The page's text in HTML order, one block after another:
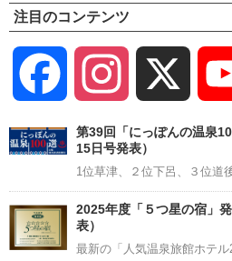
注目のコンテンツ
Facebook Instagram
第39回「にっぽんの温泉
15日号発表）
1位草津、２位下呂、３位道
2025年度「５つ星の宿」
表）
最新の「人気温泉旅館ホテ